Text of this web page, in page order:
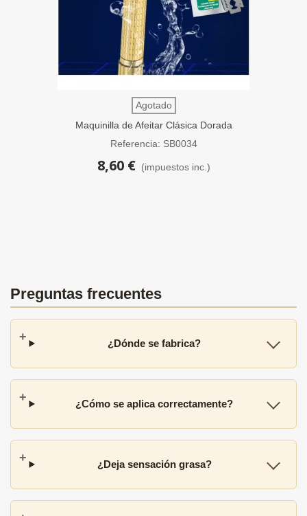
Agotado
Maquinilla de Afeitar Clásica Dorada
Apertura Mariposa SensaBien
Referencia: SB0034
8,60 € (impuestos inc.)
Preguntas frecuentes
¿Dónde se fabrica?
¿Cómo se aplica correctamente?
¿Deja sensación grasa?